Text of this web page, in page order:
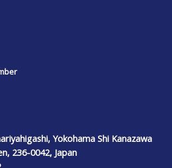
Yokohama Shi Kanazawa
236-0042, Japan